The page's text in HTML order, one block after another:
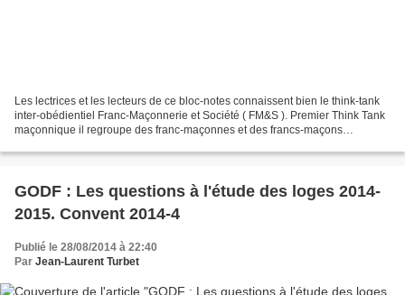
Les lectrices et les lecteurs de ce bloc-notes connaissent bien le think-tank
inter-obédientiel Franc-Maçonnerie et Société ( FM&S ). Premier Think Tank
maçonnique il regroupe des franc-maçonnes et des francs-maçons
GODF : Les questions à l'étude des loges 2014-
2015. Convent 2014-4
Publié le 28/08/2014 à 22:40
Par Jean-Laurent Turbet